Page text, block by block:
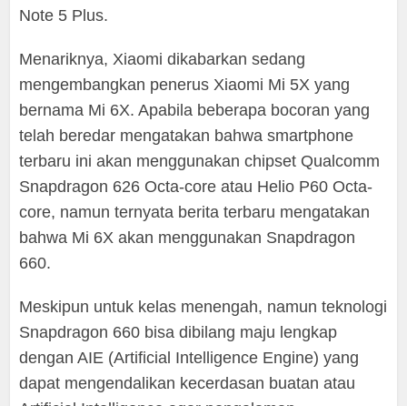
Note 5 Plus.
Menariknya, Xiaomi dikabarkan sedang
mengembangkan penerus Xiaomi Mi 5X yang
bernama Mi 6X. Apabila beberapa bocoran yang
telah beredar mengatakan bahwa smartphone
terbaru ini akan menggunakan chipset Qualcomm
Snapdragon 626 Octa-core atau Helio P60 Octa-
core, namun ternyata berita terbaru mengatakan
bahwa Mi 6X akan menggunakan Snapdragon
660.
Meskipun untuk kelas menengah, namun teknologi
Snapdragon 660 bisa dibilang maju lengkap
dengan AIE (Artificial Intelligence Engine) yang
dapat mengendalikan kecerdasan buatan atau